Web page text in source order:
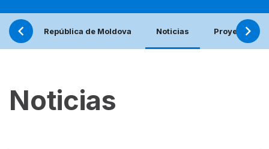
República de Moldova Noticias Proyecto
Noticias